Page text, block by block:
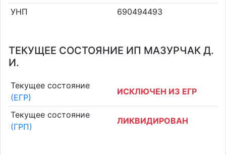
УНП
690494493
ТЕКУЩЕЕ СОСТОЯНИЕ ИП МАЗУРЧАК Д.
И.
Текущее состояние
(ЕГР)
ИСКЛЮЧЕН ИЗ ЕГР
Текущее состояние
(ГРП)
ЛИКВИДИРОВАН